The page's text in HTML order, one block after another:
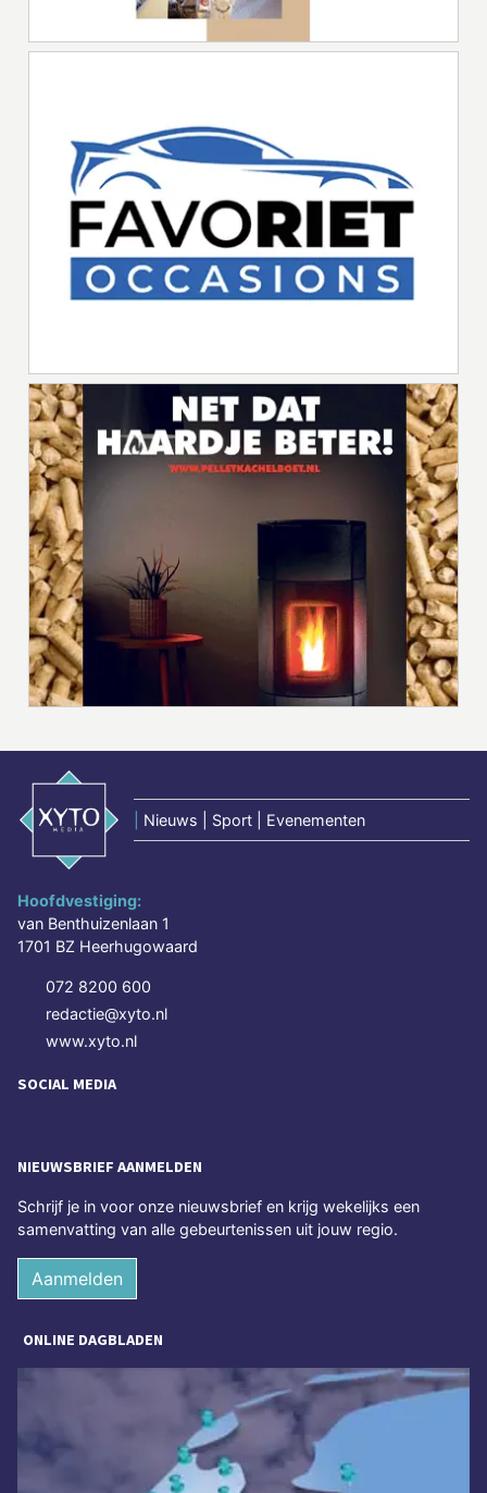
Nieuws | Sport | Evenementen
Hoofdvestiging:
van Benthuizenlaan 1
1701 BZ Heerhugowaard
072 8200 600
redactie@xyto.nl
www.xyto.nl
SOCIAL MEDIA
NIEUWSBRIEF AANMELDEN
Schrijf je in voor onze nieuwsbrief en krijg wekelijks een
samenvatting van alle gebeurtenissen uit jouw regio.
Aanmelden
ONLINE DAGBLADEN